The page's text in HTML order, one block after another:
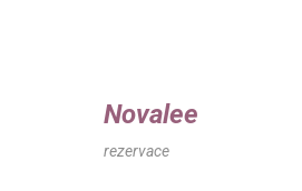
Novalee
rezervace